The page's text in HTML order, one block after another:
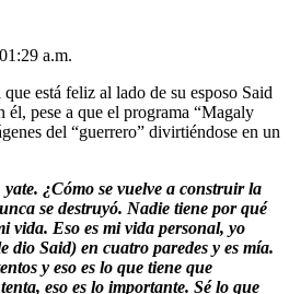
a.m.
está feliz al lado de su esposo Said
él, pese a que el programa “Magaly
del “guerrero” divirtiéndose en un
yate. ¿Cómo se vuelve a construir la
se destruyó. Nadie tiene por qué
vida. Eso es mi vida personal, yo
dio Said) en cuatro paredes y es mía.
y eso es lo que tiene que
eso es lo importante. Sé lo que